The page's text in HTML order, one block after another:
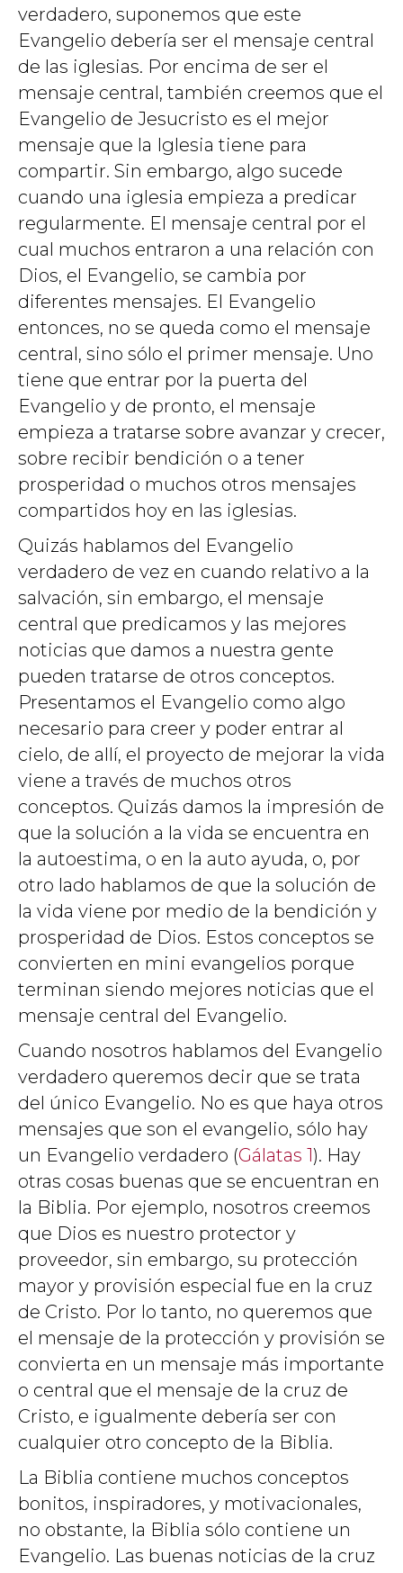
verdadero, suponemos que este
Evangelio debería ser el mensaje central
de las iglesias. Por encima de ser el
mensaje central, también creemos que el
Evangelio de Jesucristo es el mejor
mensaje que la Iglesia tiene para
compartir. Sin embargo, algo sucede
cuando una iglesia empieza a predicar
regularmente. El mensaje central por el
cual muchos entraron a una relación con
Dios, el Evangelio, se cambia por
diferentes mensajes. El Evangelio
entonces, no se queda como el mensaje
central, sino sólo el primer mensaje. Uno
tiene que entrar por la puerta del
Evangelio y de pronto, el mensaje
empieza a tratarse sobre avanzar y crecer,
sobre recibir bendición o a tener
prosperidad o muchos otros mensajes
compartidos hoy en las iglesias.
Quizás hablamos del Evangelio
verdadero de vez en cuando relativo a la
salvación, sin embargo, el mensaje
central que predicamos y las mejores
noticias que damos a nuestra gente
pueden tratarse de otros conceptos.
Presentamos el Evangelio como algo
necesario para creer y poder entrar al
cielo, de allí, el proyecto de mejorar la vida
viene a través de muchos otros
conceptos. Quizás damos la impresión de
que la solución a la vida se encuentra en
la autoestima, o en la auto ayuda, o, por
otro lado hablamos de que la solución de
la vida viene por medio de la bendición y
prosperidad de Dios. Estos conceptos se
convierten en mini evangelios porque
terminan siendo mejores noticias que el
mensaje central del Evangelio.
Cuando nosotros hablamos del Evangelio
verdadero queremos decir que se trata
del único Evangelio. No es que haya otros
mensajes que son el evangelio, sólo hay
un Evangelio verdadero (Gálatas 1). Hay
otras cosas buenas que se encuentran en
la Biblia. Por ejemplo, nosotros creemos
que Dios es nuestro protector y
proveedor, sin embargo, su protección
mayor y provisión especial fue en la cruz
de Cristo. Por lo tanto, no queremos que
el mensaje de la protección y provisión se
convierta en un mensaje más importante
o central que el mensaje de la cruz de
Cristo, e igualmente debería ser con
cualquier otro concepto de la Biblia.
La Biblia contiene muchos conceptos
bonitos, inspiradores, y motivacionales,
no obstante, la Biblia sólo contiene un
Evangelio. Las buenas noticias de la cruz